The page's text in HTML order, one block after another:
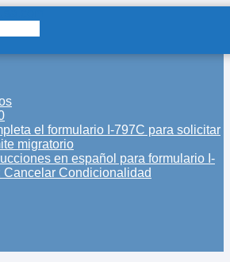
el formulario I-797C para solicitar
migratorio
en español para formulario I-
Cancelar Condicionalidad